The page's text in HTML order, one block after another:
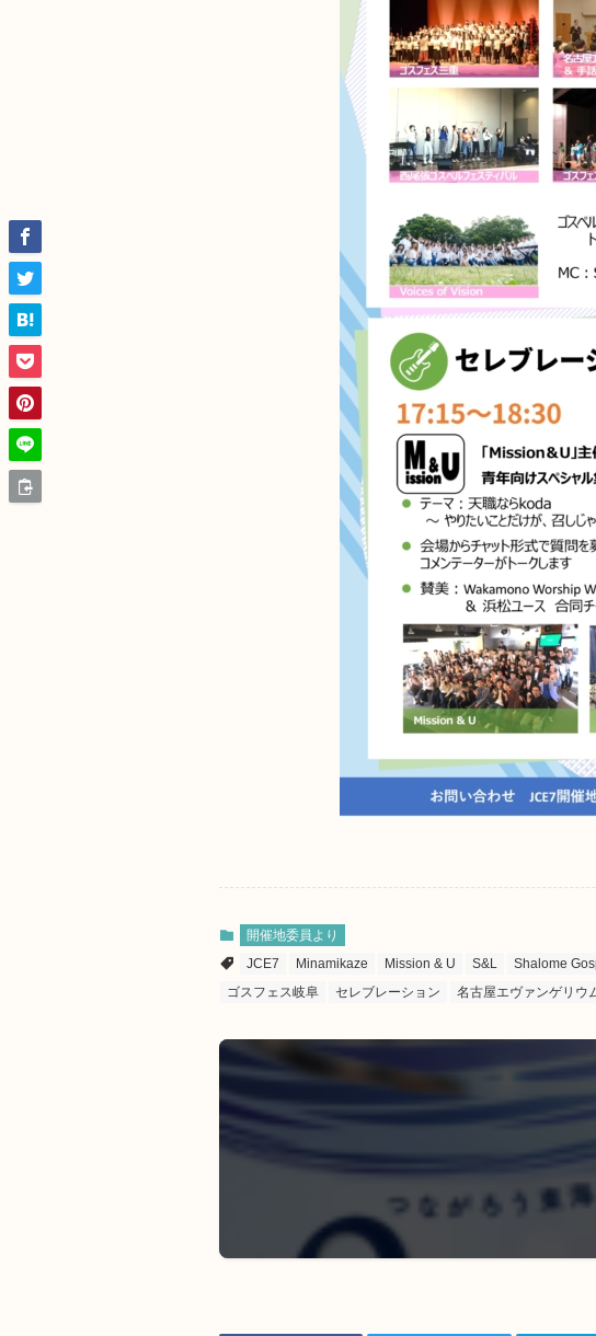
開催地委員より
JCE7
Minamikaze Mission & U S&L Shalome
ゴスフェス岐阜
セレブレーション 名古屋エヴァンゲリウ